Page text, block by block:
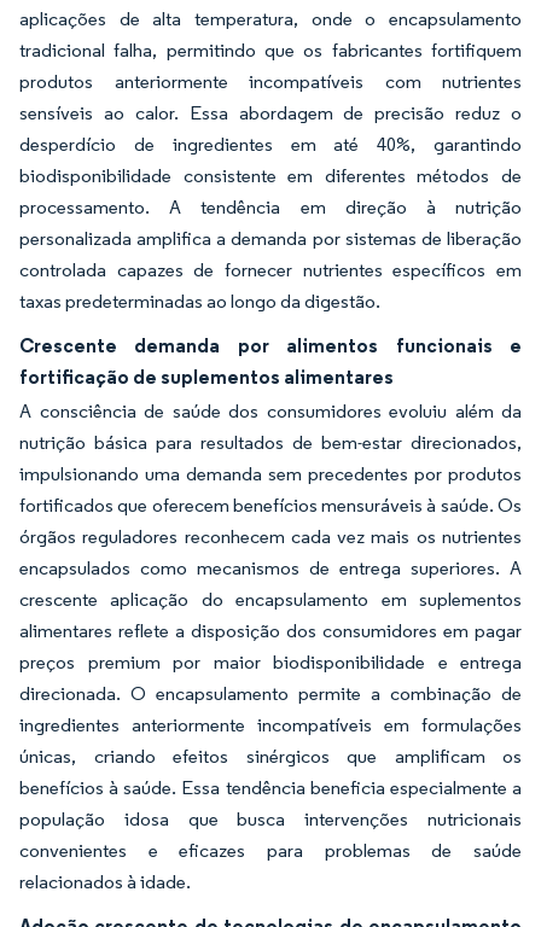
aplicações de alta temperatura, onde o encapsulamento
tradicional falha, permitindo que os fabricantes fortifiquem
produtos anteriormente incompatíveis com nutrientes
sensíveis ao calor. Essa abordagem de precisão reduz o
desperdício de ingredientes em até 40%, garantindo
biodisponibilidade consistente em diferentes métodos de
processamento. A tendência em direção à nutrição
personalizada amplifica a demanda por sistemas de liberação
controlada capazes de fornecer nutrientes específicos em
taxas predeterminadas ao longo da digestão.
Crescente demanda por alimentos funcionais e
fortificação de suplementos alimentares
A consciência de saúde dos consumidores evoluiu além da
nutrição básica para resultados de bem-estar direcionados,
impulsionando uma demanda sem precedentes por produtos
fortificados que oferecem benefícios mensuráveis à saúde. Os
órgãos reguladores reconhecem cada vez mais os nutrientes
encapsulados como mecanismos de entrega superiores. A
crescente aplicação do encapsulamento em suplementos
alimentares reflete a disposição dos consumidores em pagar
preços premium por maior biodisponibilidade e entrega
direcionada. O encapsulamento permite a combinação de
ingredientes anteriormente incompatíveis em formulações
únicas, criando efeitos sinérgicos que amplificam os
benefícios à saúde. Essa tendência beneficia especialmente a
população idosa que busca intervenções nutricionais
convenientes e eficazes para problemas de saúde
relacionados à idade.